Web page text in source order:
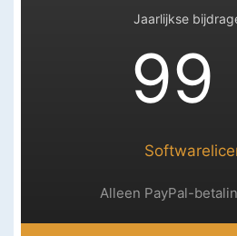
Jaarlijkse
99
Alleen PayPal-